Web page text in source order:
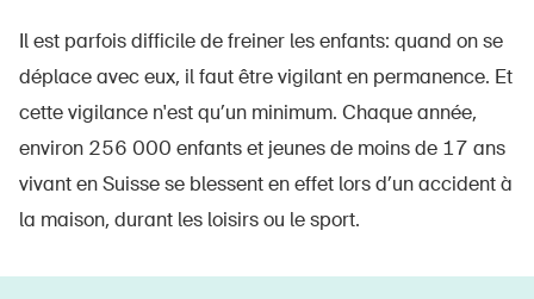
Il est parfois difficile de freiner les enfants: quand on se
déplace avec eux, il faut être vigilant en permanence. Et
cette vigilance n'est qu’un minimum. Chaque année,
environ 256 000 enfants et jeunes de moins de 17 ans
vivant en Suisse se blessent en effet lors d’un accident à
la maison, durant les loisirs ou le sport.